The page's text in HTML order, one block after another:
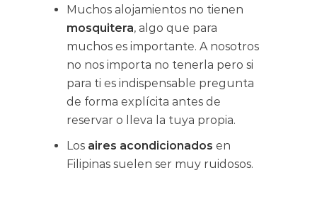
Muchos alojamientos no tienen
mosquitera, algo que para
muchos es importante. A nosotros
no nos importa no tenerla pero si
para ti es indispensable pregunta
de forma explícita antes de
reservar o lleva la tuya propia.
Los aires acondicionados en
Filipinas suelen ser muy ruidosos.